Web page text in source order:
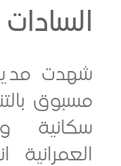
مدينة
بالتنمية
ومع